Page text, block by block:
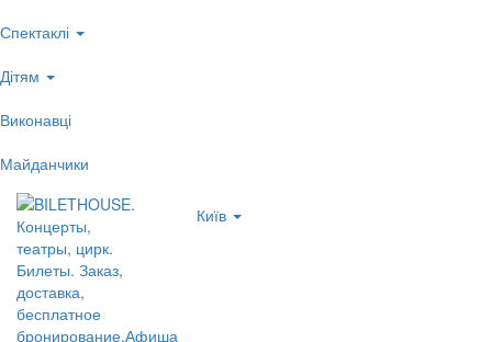
Спектаклі
Дітям
Виконавці
Майданчики
Київ